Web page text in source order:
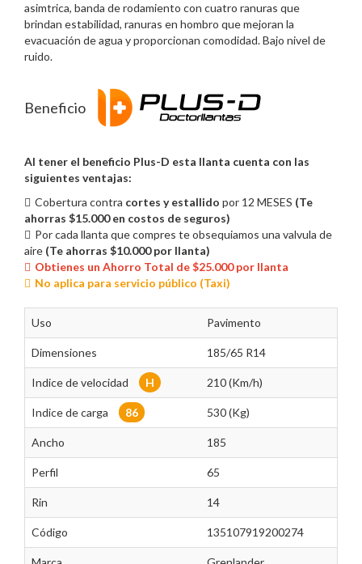
asimtrica, banda de rodamiento con cuatro ranuras que
brindan estabilidad, ranuras en hombro que mejoran la
evacuación de agua y proporcionan comodidad. Bajo nivel de
ruido.
Beneficio
Al tener el beneficio Plus-D esta llanta cuenta con las
siguientes ventajas:
Cobertura contra cortes y estallido por 12 MESES (Te
ahorras $15.000 en costos de seguros)
Por cada llanta que compres te obsequiamos una valvula de
aire (Te ahorras $10.000 por llanta)
Obtienes un Ahorro Total de $25.000 por llanta
No aplica para servicio público (Taxi)
Uso Pavimento
Dimensiones 185/65 R14
Indice de velocidad H 210 (Km/h)
Indice de carga 86 530 (Kg)
Ancho 185
Perfil 65
Rin 14
Código 135107919200274